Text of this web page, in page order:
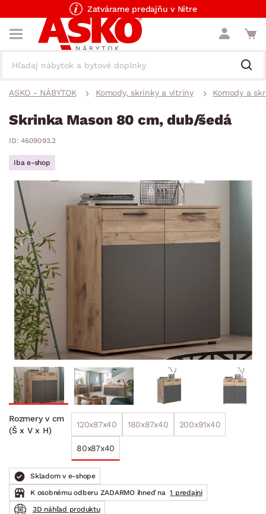
Zatvárame predajňu v Nitre
ASKO - NÁBYTOK Komody, skrinky a vitríny Komody a
Skrinka Mason 80 cm, dub/šedá
ID: 4609093.2
Iba e-shop
Rozmery v cm
(Š x V x H)
120x87x40 180x87x40 200x91x40
80x87x40
Skladom v e-shope
K osobnému odberu ZADARMO ihneď na 1 predajni
3D náhľad produktu